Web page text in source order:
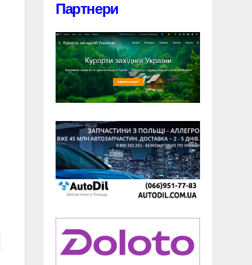
Партнери